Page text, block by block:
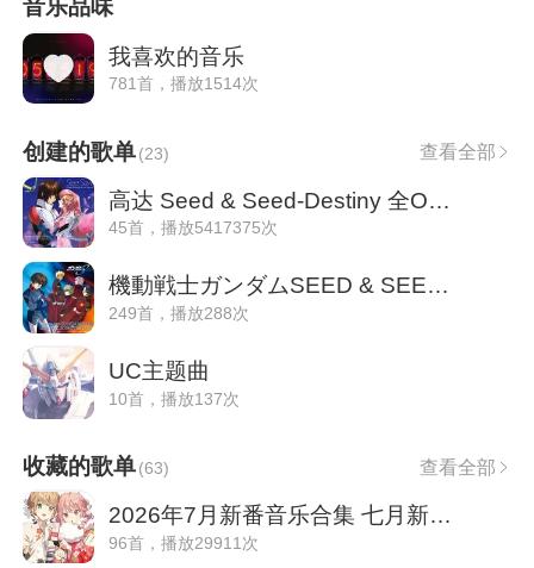
音乐品味
我喜欢的音乐
781首，播放1514次
创建的歌单(23) 查看全部
高达 Seed & Seed-Destiny 全OP、ED 、IN
45首，播放5417375次
機動戦士ガンダムSEED & SEED DESTINY 全OST
249首，播放288次
UC主题曲
10首，播放137次
收藏的歌单(63) 查看全部
2026年7月新番音乐合集 七月新番更新中
96首，播放29911次